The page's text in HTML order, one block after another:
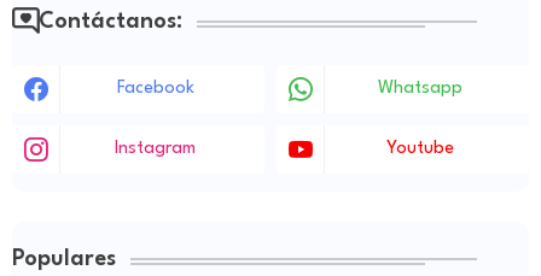
Contáctanos:
Facebook Whatsapp
Instagram Youtube
Populares